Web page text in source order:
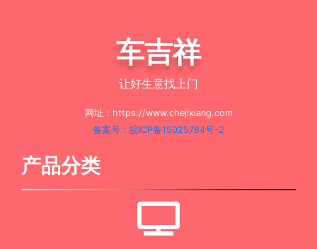
车吉祥
让好生意找上门
网址：https://www.chejixiang.com
备案号：皖ICP备15025784号-2
产品分类